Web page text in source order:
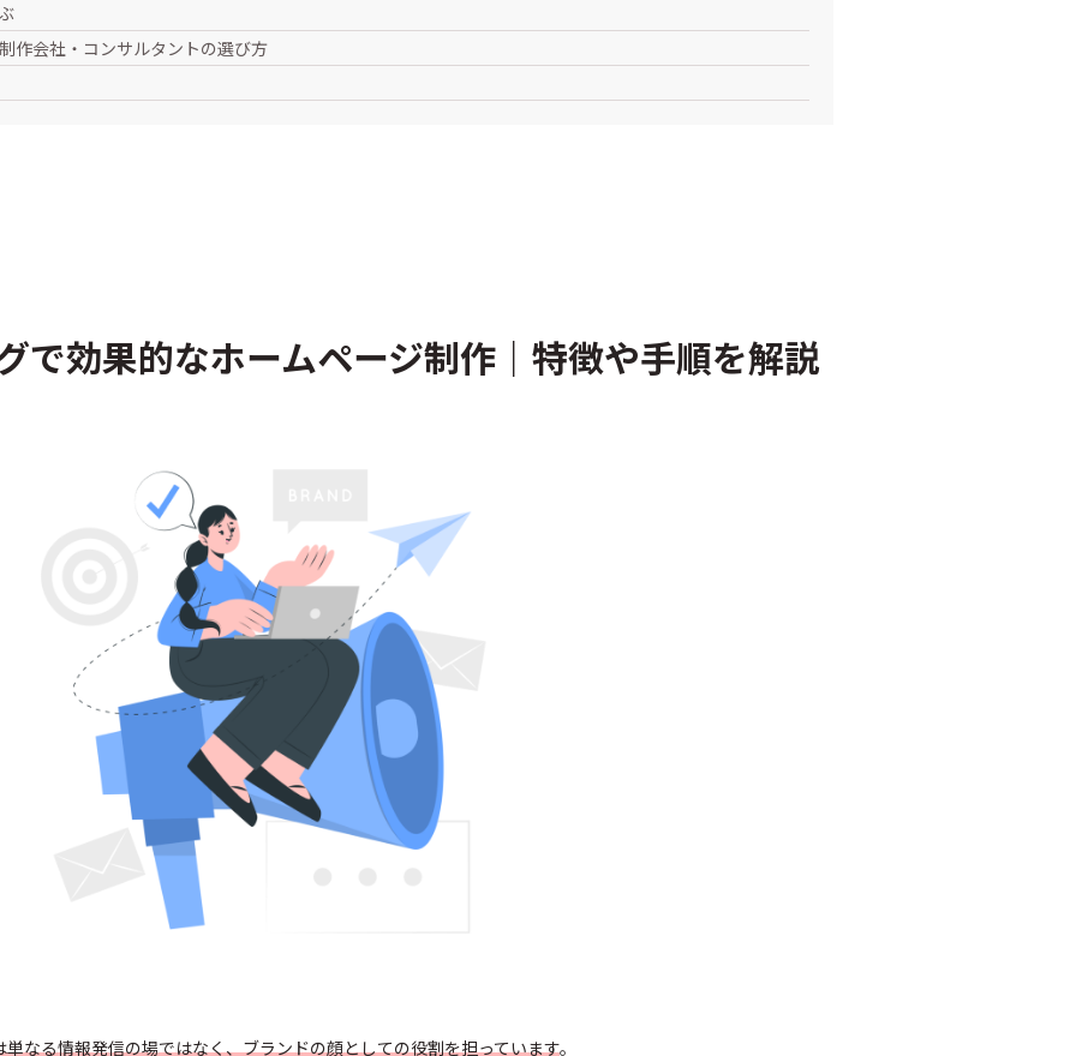
作会社・コンサルタントの選び方
で効果的なホームページ制作｜特徴や手順を解説
なる情報発信の場ではなく、ブランドの顔としての役割を担っています。